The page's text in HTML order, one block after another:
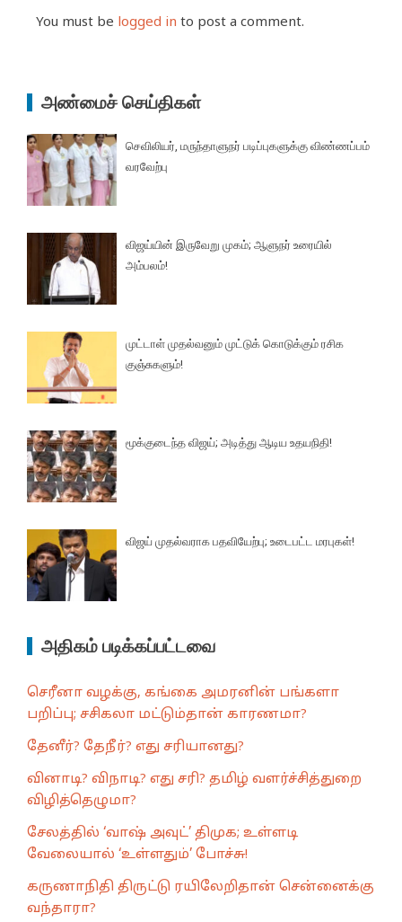
You must be logged in to post a comment.
அண்மைச் செய்திகள்
செவிலியர், மருந்தாளுநர் படிப்புகளுக்கு விண்ணப்பம்
வரவேற்பு
விஜய்யின் இருவேறு முகம்; ஆளுநர் உரையில்
அம்பலம்!
முட்டாள் முதல்வனும் முட்டுக் கொடுக்கும் ரசிக
குஞ்சுகளும்!
மூக்குடைந்த விஜய்; அடித்து ஆடிய உதயநிதி!
விஜய் முதல்வராக பதவியேற்பு; உடைபட்ட மரபுகள்!
அதிகம் படிக்கப்பட்டவை
செரீனா வழக்கு, கங்கை அமரனின் பங்களா
பறிப்பு; சசிகலா மட்டும்தான் காரணமா?
தேனீர்? தேநீர்? எது சரியானது?
வினாடி? விநாடி? எது சரி? தமிழ் வளர்ச்சித்துறை
விழித்தெழுமா?
சேலத்தில் ‘வாஷ் அவுட்’ திமுக; உள்ளடி
வேலையால் ‘உள்ளதும்’ போச்சு!
கருணாநிதி திருட்டு ரயிலேறிதான் சென்னைக்கு
வந்தாரா?